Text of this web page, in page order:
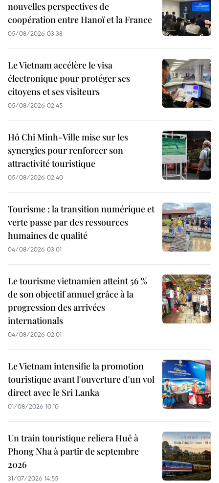
nouvelles perspectives de
coopération entre Hanoï et la France
05/08/2026 03:38
Le Vietnam accélère le visa
électronique pour protéger ses
citoyens et ses visiteurs
05/08/2026 02:45
Hô Chi Minh-Ville mise sur les
synergies pour renforcer son
attractivité touristique
05/08/2026 02:40
Tourisme : la transition numérique et
verte passe par des ressources
humaines de qualité
04/08/2026 03:01
Le tourisme vietnamien atteint 56 %
de son objectif annuel grâce à la
progression des arrivées
internationals
04/08/2026 02:01
Le Vietnam intensifie la promotion
touristique avant l'ouverture d'un vol
direct avec le Sri Lanka
01/08/2026 10:10
Un train touristique reliera Huê à
Phong Nha à partir de septembre
2026
31/07/2026 14:55